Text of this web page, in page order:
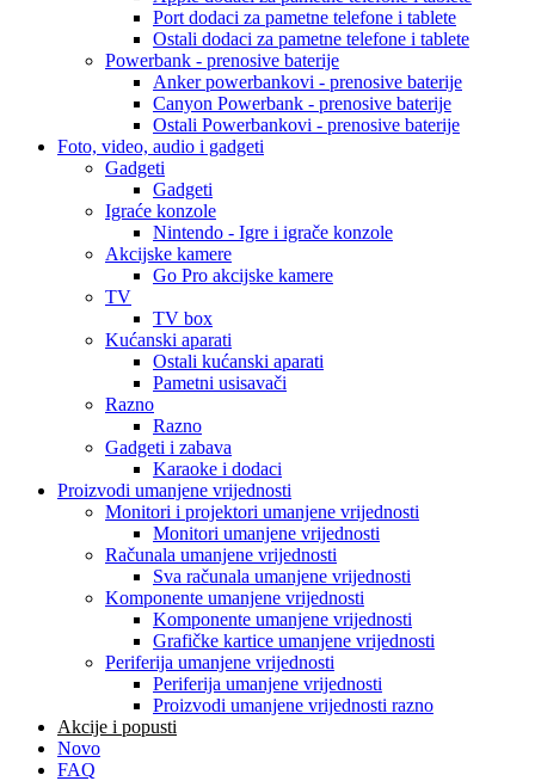
Port dodaci za pametne telefone i tablete
Ostali dodaci za pametne telefone i tablete
Powerbank - prenosive baterije
Anker powerbankovi - prenosive baterije
Canyon Powerbank - prenosive baterije
Ostali Powerbankovi - prenosive baterije
Foto, video, audio i gadgeti
Gadgeti
Gadgeti
Igraće konzole
Nintendo - Igre i igrače konzole
Akcijske kamere
Go Pro akcijske kamere
TV
TV box
Kućanski aparati
Ostali kućanski aparati
Pametni usisavači
Razno
Razno
Gadgeti i zabava
Karaoke i dodaci
Proizvodi umanjene vrijednosti
Monitori i projektori umanjene vrijednosti
Monitori umanjene vrijednosti
Računala umanjene vrijednosti
Sva računala umanjene vrijednosti
Komponente umanjene vrijednosti
Komponente umanjene vrijednosti
Grafičke kartice umanjene vrijednosti
Periferija umanjene vrijednosti
Periferija umanjene vrijednosti
Proizvodi umanjene vrijednosti razno
Akcije i popusti
Novo
FAQ